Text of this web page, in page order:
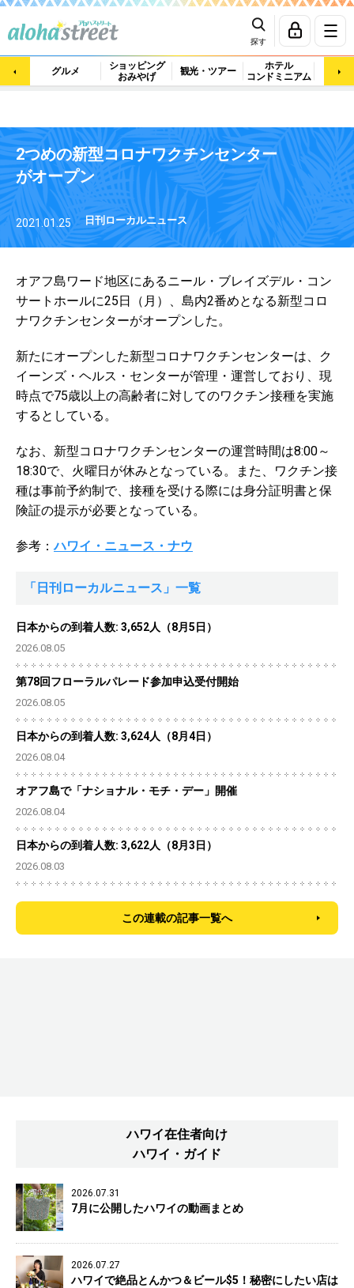
探す
グルメ
ショッピング
おみやげ
観光・ツアー
ホテル
コンドミニアム
マッ
2つめの新型コロナワクチンセンター
がオープン
2021.01.25 日刊ローカルニュース
オアフ島ワード地区にあるニール・ブレイズデル・コン
サートホールに25日（月）、島内2番めとなる新型コロ
ナワクチンセンターがオープンした。
新たにオープンした新型コロナワクチンセンターは、ク
イーンズ・ヘルス・センターが管理・運営しており、現
時点で75歳以上の高齢者に対してのワクチン接種を実施
するとしている。
なお、新型コロナワクチンセンターの運営時間は8:00～
18:30で、火曜日が休みとなっている。また、ワクチン接
種は事前予約制で、接種を受ける際には身分証明書と保
険証の提示が必要となっている。
参考：ハワイ・ニュース・ナウ
「日刊ローカルニュース」一覧
日本からの到着人数: 3,652人（8月5日）
2026.08.05
第78回フローラルパレード参加申込受付開始
2026.08.05
日本からの到着人数: 3,624人（8月4日）
2026.08.04
オアフ島で「ナショナル・モチ・デー」開催
2026.08.04
日本からの到着人数: 3,622人（8月3日）
2026.08.03
この連載の記事一覧へ
ハワイ在住者向け
ハワイ・ガイド
2026.07.31
7月に公開したハワイの動画まとめ
2026.07.27
ハワイで絶品とんかつ＆ビール$5！秘密にしたい店は